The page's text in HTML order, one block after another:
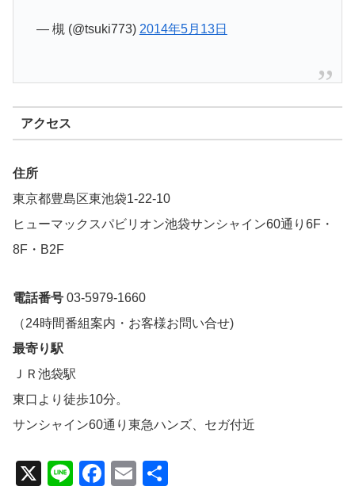
— 槻 (@tsuki773) 2014年5月13日
アクセス
住所
東京都豊島区東池袋1-22-10
ヒューマックスパビリオン池袋サンシャイン60通り6F・
8F・B2F
電話番号 03-5979-1660
（24時間番組案内・お客様お問い合せ)
最寄り駅
ＪＲ池袋駅
東口より徒歩10分。
サンシャイン60通り東急ハンズ、セガ付近
X
Li
F
E